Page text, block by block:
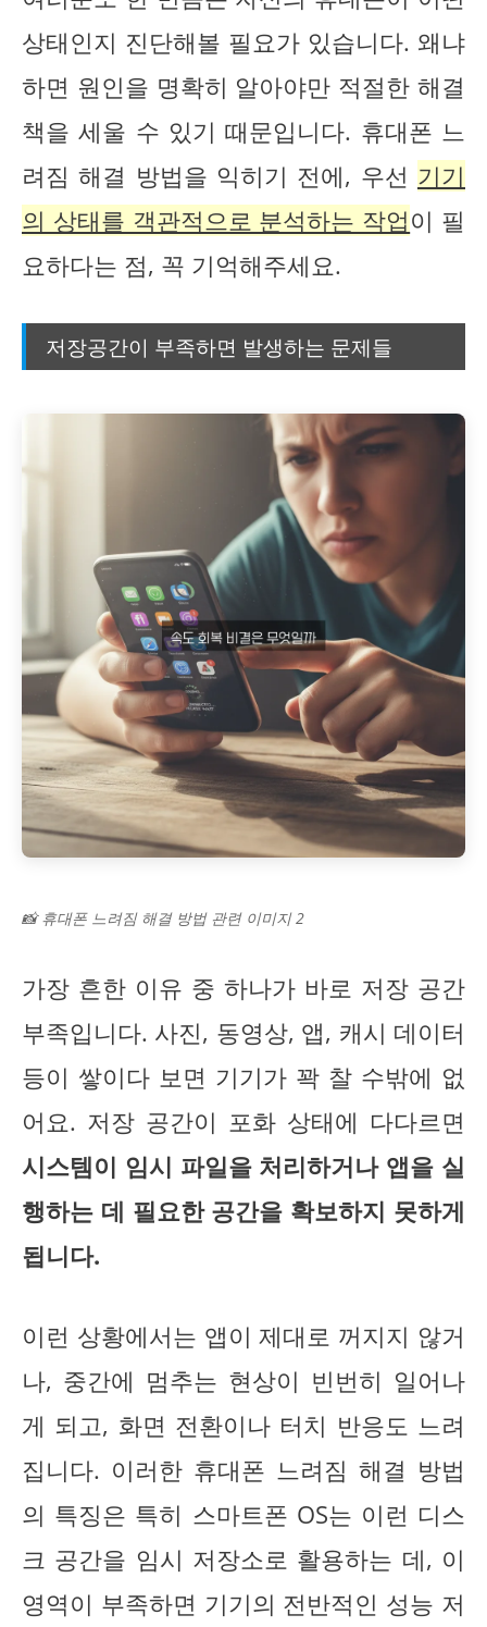
상태인지 진단해볼 필요가 있습니다. 왜냐
하면 원인을 명확히 알아야만 적절한 해결
책을 세울 수 있기 때문입니다. 휴대폰 느
려짐 해결 방법을 익히기 전에, 우선 기기
의 상태를 객관적으로 분석하는 작업이 필
요하다는 점, 꼭 기억해주세요.
저장공간이 부족하면 발생하는 문제들
📸 휴대폰 느려짐 해결 방법 관련 이미지 2
가장 흔한 이유 중 하나가 바로 저장 공간
부족입니다. 사진, 동영상, 앱, 캐시 데이터
등이 쌓이다 보면 기기가 꽉 찰 수밖에 없
어요. 저장 공간이 포화 상태에 다다르면
시스템이 임시 파일을 처리하거나 앱을 실
행하는 데 필요한 공간을 확보하지 못하게
됩니다.
이런 상황에서는 앱이 제대로 꺼지지 않거
나, 중간에 멈추는 현상이 빈번히 일어나
게 되고, 화면 전환이나 터치 반응도 느려
집니다. 이러한 휴대폰 느려짐 해결 방법
의 특징은 특히 스마트폰 OS는 이런 디스
크 공간을 임시 저장소로 활용하는 데, 이
영역이 부족하면 기기의 전반적인 성능 저